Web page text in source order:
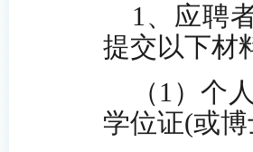
1、应聘
提交以下材
（1）个
学位证(或